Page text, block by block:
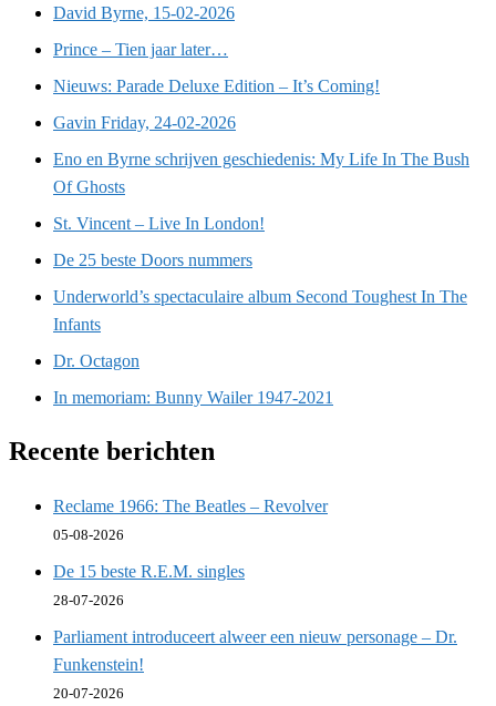
David Byrne, 15-02-2026
Prince – Tien jaar later…
Nieuws: Parade Deluxe Edition – It’s Coming!
Gavin Friday, 24-02-2026
Eno en Byrne schrijven geschiedenis: My Life In The Bush
Of Ghosts
St. Vincent – Live In London!
De 25 beste Doors nummers
Underworld’s spectaculaire album Second Toughest In The
Infants
Dr. Octagon
In memoriam: Bunny Wailer 1947-2021
Recente berichten
Reclame 1966: The Beatles – Revolver
05-08-2026
De 15 beste R.E.M. singles
28-07-2026
Parliament introduceert alweer een nieuw personage – Dr.
Funkenstein!
20-07-2026